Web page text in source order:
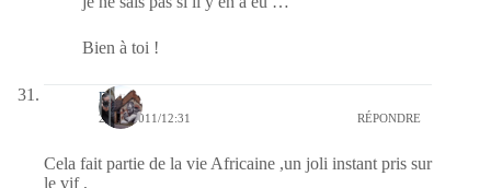
Bien à toi !
noelp
27/01/2011/12:31 RÉPONDRE
Cela fait partie de la vie Africaine ,un joli instant pris sur
le vif ,